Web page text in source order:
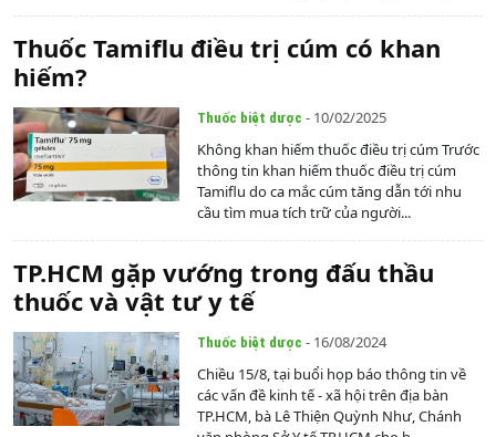
Thuốc Tamiflu điều trị cúm có khan
hiếm?
Thuốc biệt dược - 10/02/2025
Không khan hiếm thuốc điều trị cúm Trước
thông tin khan hiếm thuốc điều trị cúm
Tamiflu do ca mắc cúm tăng dẫn tới nhu
cầu tìm mua tích trữ của người...
TP.HCM gặp vướng trong đấu thầu
thuốc và vật tư y tế
Thuốc biệt dược - 16/08/2024
Chiều 15/8, tại buổi họp báo thông tin về
các vấn đề kinh tế - xã hội trên địa bàn
TP.HCM, bà Lê Thiện Quỳnh Như, Chánh